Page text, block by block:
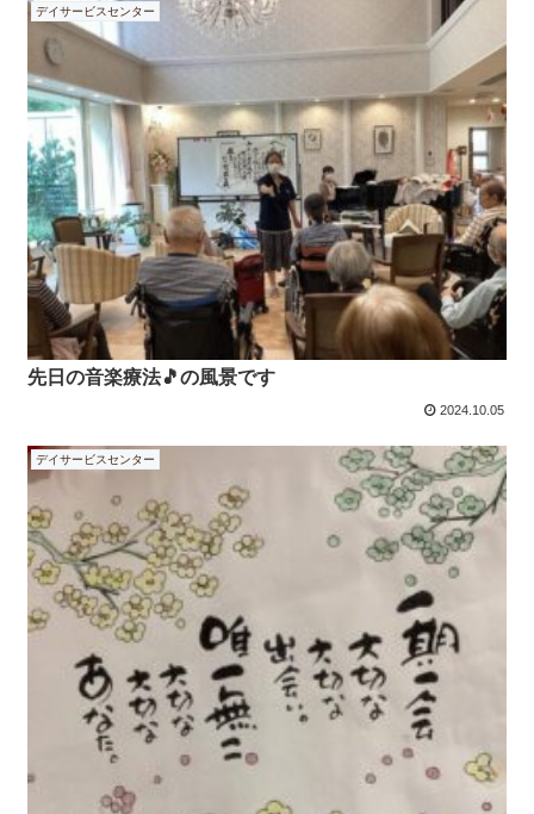
デイサービスセンター
先日の音楽療法🎵の風景です
2024.10.05
デイサービスセンター